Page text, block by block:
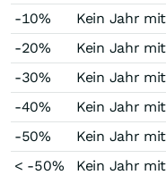
-10%
Kein Jahr
-20%
Kein Jahr
-30%
Kein Jahr
-40%
Kein Jahr
-50%
Kein Jahr
< -50%
Kein Jahr